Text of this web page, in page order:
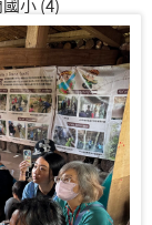
小 (4)
(2)